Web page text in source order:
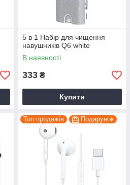
5 в 1 Набір для чищення
навушників Q6 white
В наявності
333 ₴
Купити
Топ продажів Подарунок